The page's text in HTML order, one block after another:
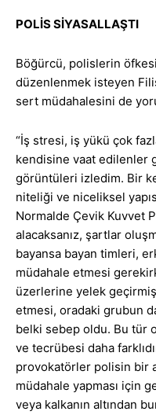
POLİS SİYASALLAŞTI
Böğürcü, polislerin
düzenlenmek isteyen
sert müdahalesini de
“İş stresi, iş yükü çok
kendisine vaat edilenler
görüntüleri izledim. Bir
niteliği ve niceliksel
Normalde Çevik Kuvvet
alacaksanız, şartlar
bayansa bayan timleri,
müdahale etmesi
üzerlerine yelek
etmesi, oradaki grubun
belki sebep oldu. Bu tür
ve tecrübesi daha
provokatörler polisin bir
müdahale yapması için
veya kalkanın altından